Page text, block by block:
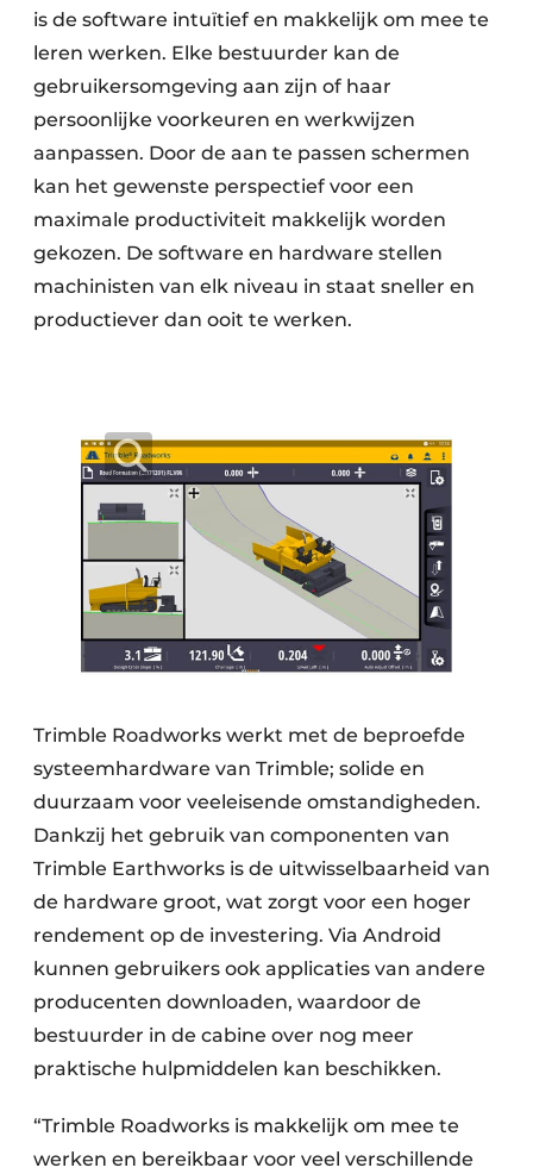
is de software intuïtief en makkelijk om mee te
leren werken. Elke bestuurder kan de
gebruikersomgeving aan zijn of haar
persoonlijke voorkeuren en werkwijzen
aanpassen. Door de aan te passen schermen
kan het gewenste perspectief voor een
maximale productiviteit makkelijk worden
gekozen. De software en hardware stellen
machinisten van elk niveau in staat sneller en
productiever dan ooit te werken.
Trimble Roadworks werkt met de beproefde
systeemhardware van Trimble; solide en
duurzaam voor veeleisende omstandigheden.
Dankzij het gebruik van componenten van
Trimble Earthworks is de uitwisselbaarheid van
de hardware groot, wat zorgt voor een hoger
rendement op de investering. Via Android
kunnen gebruikers ook applicaties van andere
producenten downloaden, waardoor de
bestuurder in de cabine over nog meer
praktische hulpmiddelen kan beschikken.
“Trimble Roadworks is makkelijk om mee te
werken en bereikbaar voor veel verschillende